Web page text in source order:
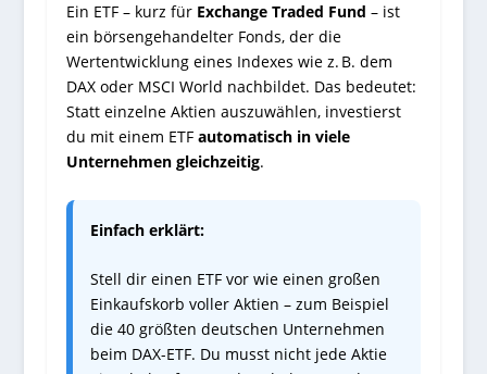
Ein ETF – kurz für Exchange Traded Fund – ist
ein börsengehandelter Fonds, der die
Wertentwicklung eines Indexes wie z. B. dem
DAX oder MSCI World nachbildet. Das bedeutet:
Statt einzelne Aktien auszuwählen, investierst
du mit einem ETF automatisch in viele
Unternehmen gleichzeitig.
Einfach erklärt:
Stell dir einen ETF vor wie einen großen
Einkaufskorb voller Aktien – zum Beispiel
die 40 größten deutschen Unternehmen
beim DAX-ETF. Du musst nicht jede Aktie